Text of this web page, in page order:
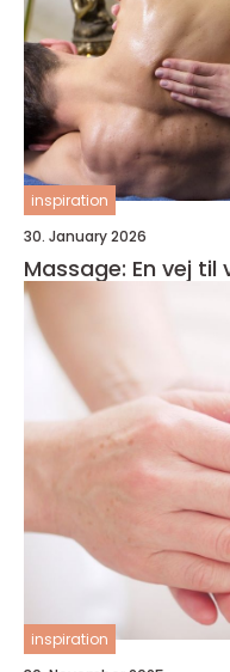
inspiration
30. January 2026
Massage: En vej
inspiration